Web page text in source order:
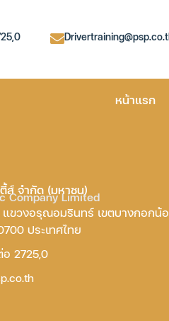
หน้าแรก
ส์ จำกัด (มหาชน)
Company Limited
ขวงอรุณอมรินทร์ เขตบางกอกน้
ประเทศไทย
2725,0